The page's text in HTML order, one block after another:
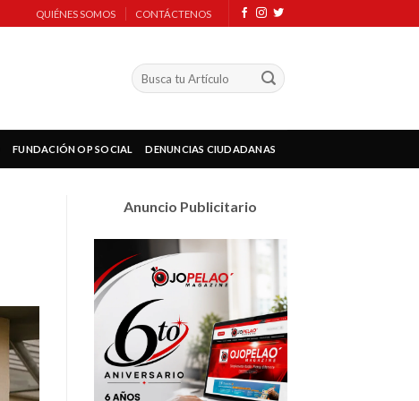
QUIÉNES SOMOS CONTÁCTENOS
FUNDACIÓN OP SOCIAL DENUNCIAS CIUDADANAS
Anuncio Publicitario